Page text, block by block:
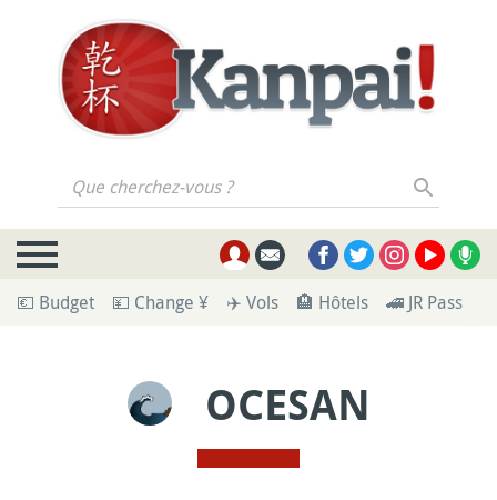
Que cherchez-vous ?
💶 Budget 💴 Change ¥ ✈️ Vols 🏨 Hôtels 🚄 JR Pass
OCESAN